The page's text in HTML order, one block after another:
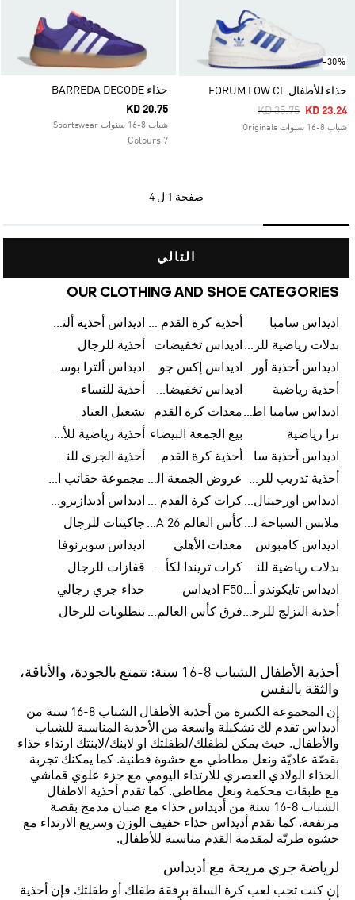
-30%
حذاء للأطفال FORUM LOW CL
Price Reduced
KD 35.75ToKD 23.24
شباب 8-16 سنوات Originals
حذاء BARREDA DECODE
KD 20.75
شباب 8-16 سنوات Sportswear
7 Colours
صفحة 1 ل 4
التالي
OUR CLOTHING AND SHOE CATEGORIES
اديداس سامبا أحذية كرة القدم للرجال
اديداس أحذية ألترا بوست للرجال
بدلات رياضية للرجال اديداس تخفيضات
أحذية للرجال
اديداس أحذية أورجينالز
اديداس إكس جود بيلينغهام
اديداس ألترا بوست
أحذية رياضية
اديداس تخفيضات للأطفال
أحذية للنساء
اديداس سامبا اطفالمعدات كرة القدم
تشغيل العتاد
برا رياضية
بيع الجمعة البيضاء
أحذية رياضية للأطفال
اديداس أحذية سامبا للنساء أحذية كرة القدم
أحذية الجري للنساء
أحذية تدريب للرجال
عروض الجمعة البيضاء للرجال
مجموعة حقائب الظهر
اديداس اورجينال ملابس
كرات كرة القدم للرجال
اديداس أديدازيرو معدات الجري
ملابس السباحة للرجال
كأس العالم FIFA 26™ جاكيتات للرجال
اديداس كامبوس
معدات الأهلي
اديداس سوبرنوفا
بدلات رياضية للنساء
كرات تريندا لكأس العالم FIFA 26™
قفازات للرجال
اديداس تايكوندو أورجنالزF50 اديداس
حذاء جري رجالي
أحذية التزلج للرجال
فرق كأس العالم FIFA 26™ بنطلونات للرجال
أحذية الأطفال الشباب 8-16 سنة: تتمتع بالجودة، والأناقة،
والثقة بالنفس
إن المجموعة الكبيرة من أحذية الأطفال الشباب 8-16 سنة من
أديداس تقدم لك تشكيلة واسعة من الأحذية المناسبة للشباب
والأطفال. حيث يمكن لطفلك/لطفلتك او لابنك/لابنتك ارتداء حذاء
بقصّة عاديّة ونعل مطاطي مع حشوة قطنية. كما يمكنك تجربة
الحذاء الولادي العصري للارتداء اليومي مع جزء علوي قماشي
مع طبقات محكمة ونعل مطاطي. كما تقدم أحذية الاطفال
الشباب 8-16 سنة من أديداس حذاء مع ضبان مدمج بقصة
مرتفعة. كما تقدم أديداس حذاء خفيف الوزن وسريع الارتداء مع
حشوة طريّة لمقدمة القدم مناسبة للأطفال.
لرياضة جري مريحة مع أديداس
إن كنت تحب لعب كرة السلة برفقة طفلك أو طفلتك فإن أحذية